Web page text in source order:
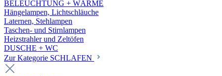
BELEUCHTUNG + WÄRME
Hängelampen, Lichtschläuche
Laternen, Stehlampen
Taschen- und Stirnlampen
Heizstrahler und Zeltöfen
DUSCHE + WC
Zur Kategorie SCHLAFEN